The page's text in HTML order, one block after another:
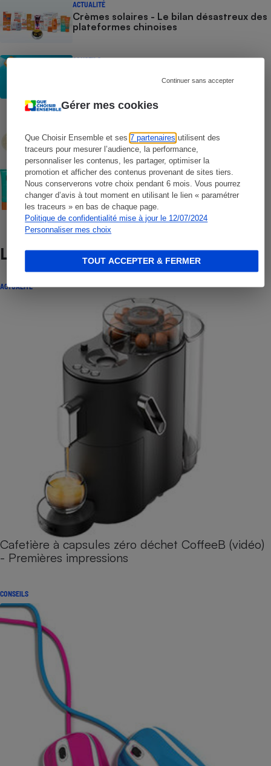
Gérer mes cookies
Que Choisir Ensemble et ses7 partenaires utilisent des
traceurs pour mesurer l’audience, la performance,
personnaliser les contenus, les partager, optimiser la
promotion et afficher des contenus provenant de sites tiers.
Nous conserverons votre choix pendant 6 mois. Vous pourrez
changer d’avis à tout moment en utilisant le lien « paramétrer
les traceurs » en bas de chaque page.
Politique de confidentialité mise à jour le 12/07/2024
Personnaliser mes choix
Continuer sans accepter
TOUT ACCEPTER & FERMER
ACTUALITÉ
Crèmes solaires - Le bilan désastreux des
plateformes chinoises
CONSEILS
COMMENT NOUS TESTONS
Crèmes solaires visage - Le protocole
Lire aussi
ACTUALITÉ
Cafetière à capsules zéro déchet CoffeeB (vidéo)
- Premières impressions
CONSEILS